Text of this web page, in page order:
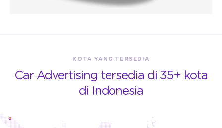
KOTA YANG TERSEDIA
Car Advertising tersedia di 35+ kota
di Indonesia